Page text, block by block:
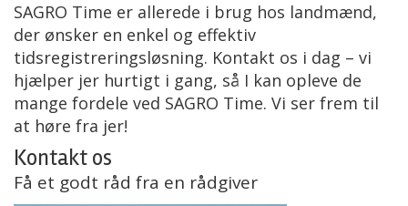
SAGRO Time er allerede i brug hos landmænd,
der ønsker en enkel og effektiv
tidsregistreringsløsning. Kontakt os i dag – vi
hjælper jer hurtigt i gang, så I kan opleve de
mange fordele ved SAGRO Time. Vi ser frem til
at høre fra jer!
Kontakt os
Få et godt råd fra en rådgiver